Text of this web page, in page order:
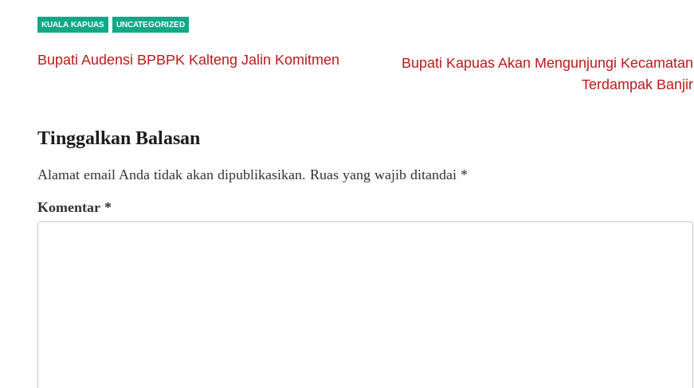
KUALA KAPUAS UNCATEGORIZED
Bupati Audensi BPBPK Kalteng Jalin Komitmen
Bupati Kapuas Akan Mengunjungi Kecamatan
Terdampak Banjir
Tinggalkan Balasan
Alamat email Anda tidak akan dipublikasikan. Ruas yang wajib ditandai *
Komentar *